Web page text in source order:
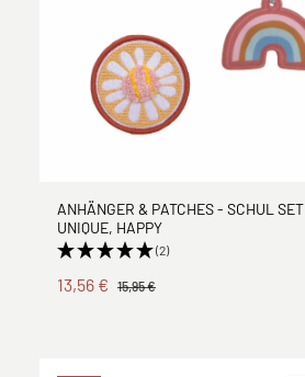
ANHÄNGER & PATCHES - SCHUL SET
UNIQUE, HAPPY
(2)
13,56 € 15,95 €